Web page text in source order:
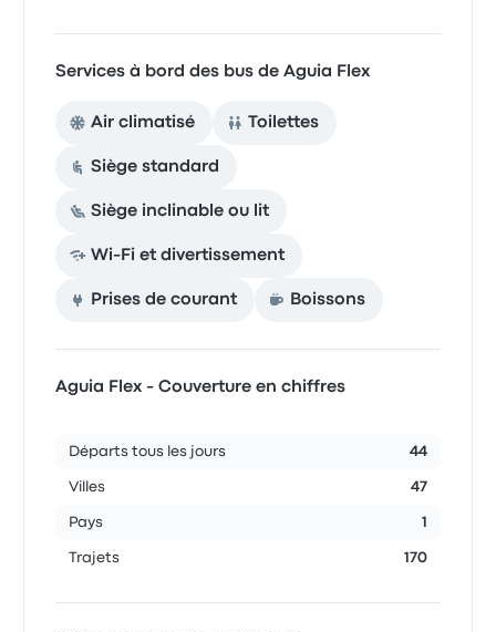
Services à bord des bus de Aguia Flex
Air climatisé Toilettes
Siège standard
Siège inclinable ou lit
Wi-Fi et divertissement
Prises de courant Boissons
Aguia Flex - Couverture en chiffres
Départs tous les jours 44
Villes 47
Pays 1
Trajets 170